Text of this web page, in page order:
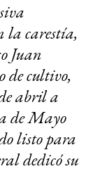
la carestía,
Juan
de cultivo,
abril a
de Mayo
listo para
dedicó su